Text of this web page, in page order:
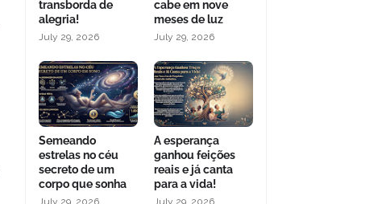
transborda de
alegria!
July 29, 2026
cabe em nove
meses de luz
July 29, 2026
Semeando
estrelas no céu
secreto de um
corpo que sonha
July 29, 2026
A esperança
ganhou feições
reais e já canta
para a vida!
July 29, 2026